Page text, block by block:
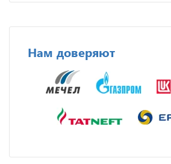
Нам доверяют